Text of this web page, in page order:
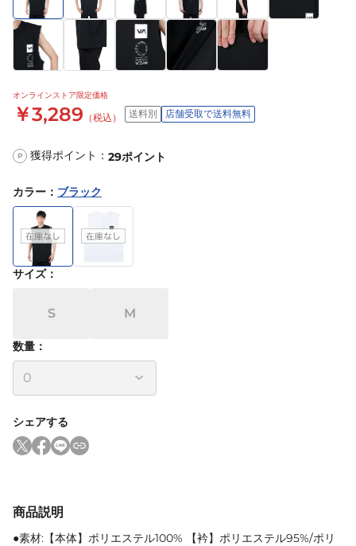
オンラインストア限定価格
￥3,289 （税込） 送料別 店舗受取で送料無料
P 獲得ポイント： 29ポイント
カラー ： ブラック
サイズ：
S M
数量：
シェアする
商品説明
●素材:【本体】ポリエステル100% 【衿】ポリエステル95%/ポリ